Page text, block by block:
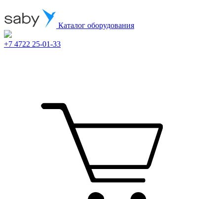
Каталог оборудования
+7 4722 25-01-33